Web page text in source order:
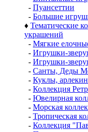
- Пуансеттии
- Большие
♦ Тематические
украшений
- Мягкие
- Игрушки-
- Игрушки-
- Санты, Деды
- Куклы,
- Коллекция
- Ювелирная
- Морская
- Тропическая
- Коллекция